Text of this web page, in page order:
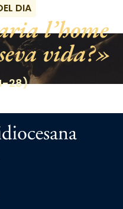
DIA
l’home
vida?
28)
Cristiana